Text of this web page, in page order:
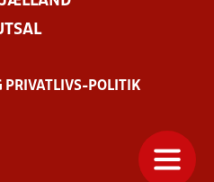
PRIVATLIVS-POLITIK